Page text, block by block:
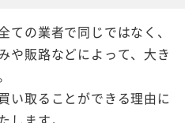
ての業者で同じではなく、
や販路などによって、大き
い取ることができる理由に